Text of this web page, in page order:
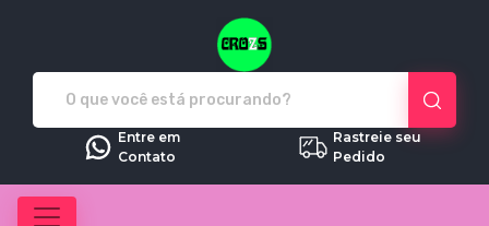
Crozs - Camisetas e produtos
Entre em
Contato
Rastreie seu
Pedido